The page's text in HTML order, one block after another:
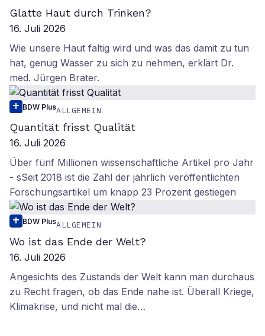
Glatte Haut durch Trinken?
16. Juli 2026
Wie unsere Haut faltig wird und was das damit zu tun
hat, genug Wasser zu sich zu nehmen, erklärt Dr.
med. Jürgen Brater.
BDW PlusALLGEMEIN
Quantität frisst Qualität
16. Juli 2026
Über fünf Millionen wissenschaftliche Artikel pro Jahr
- sSeit 2018 ist die Zahl der jährlich veröffentlichten
Forschungsartikel um knapp 23 Prozent gestiegen
BDW PlusALLGEMEIN
Wo ist das Ende der Welt?
16. Juli 2026
Angesichts des Zustands der Welt kann man durchaus
zu Recht fragen, ob das Ende nahe ist. Überall Kriege,
Klimakrise, und nicht mal die…